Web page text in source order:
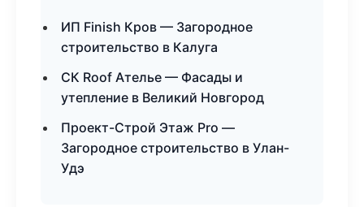
ИП Finish Кров — Загородное
строительство в Калуга
СК Roof Ателье — Фасады и
утепление в Великий Новгород
Проект-Строй Этаж Pro —
Загородное строительство в Улан-
Удэ